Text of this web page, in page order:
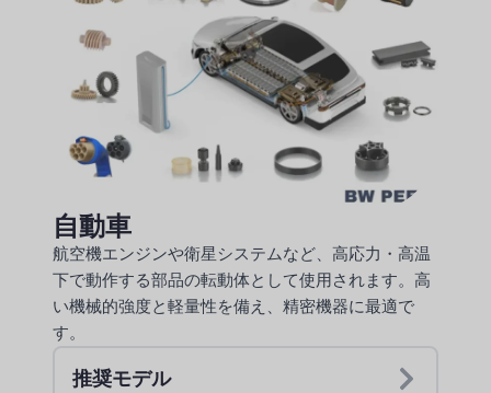
自動車
航空機エンジンや衛星システムなど、高応力・高温
下で動作する部品の転動体として使用されます。高
い機械的強度と軽量性を備え、精密機器に最適で
す。
推奨モデル